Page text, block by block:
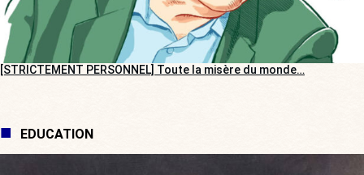
[STRICTEMENT PERSONNEL] Toute la misère du monde…
EDUCATION